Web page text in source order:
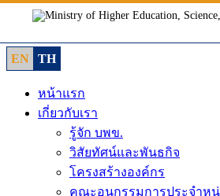
content
EN
TH
หน้าแรก
เกี่ยวกับเรา
รู้จัก บพข.
วิสัยทัศน์และพันธกิจ
โครงสร้างองค์กร
คณะอนุกรรมการประจำห